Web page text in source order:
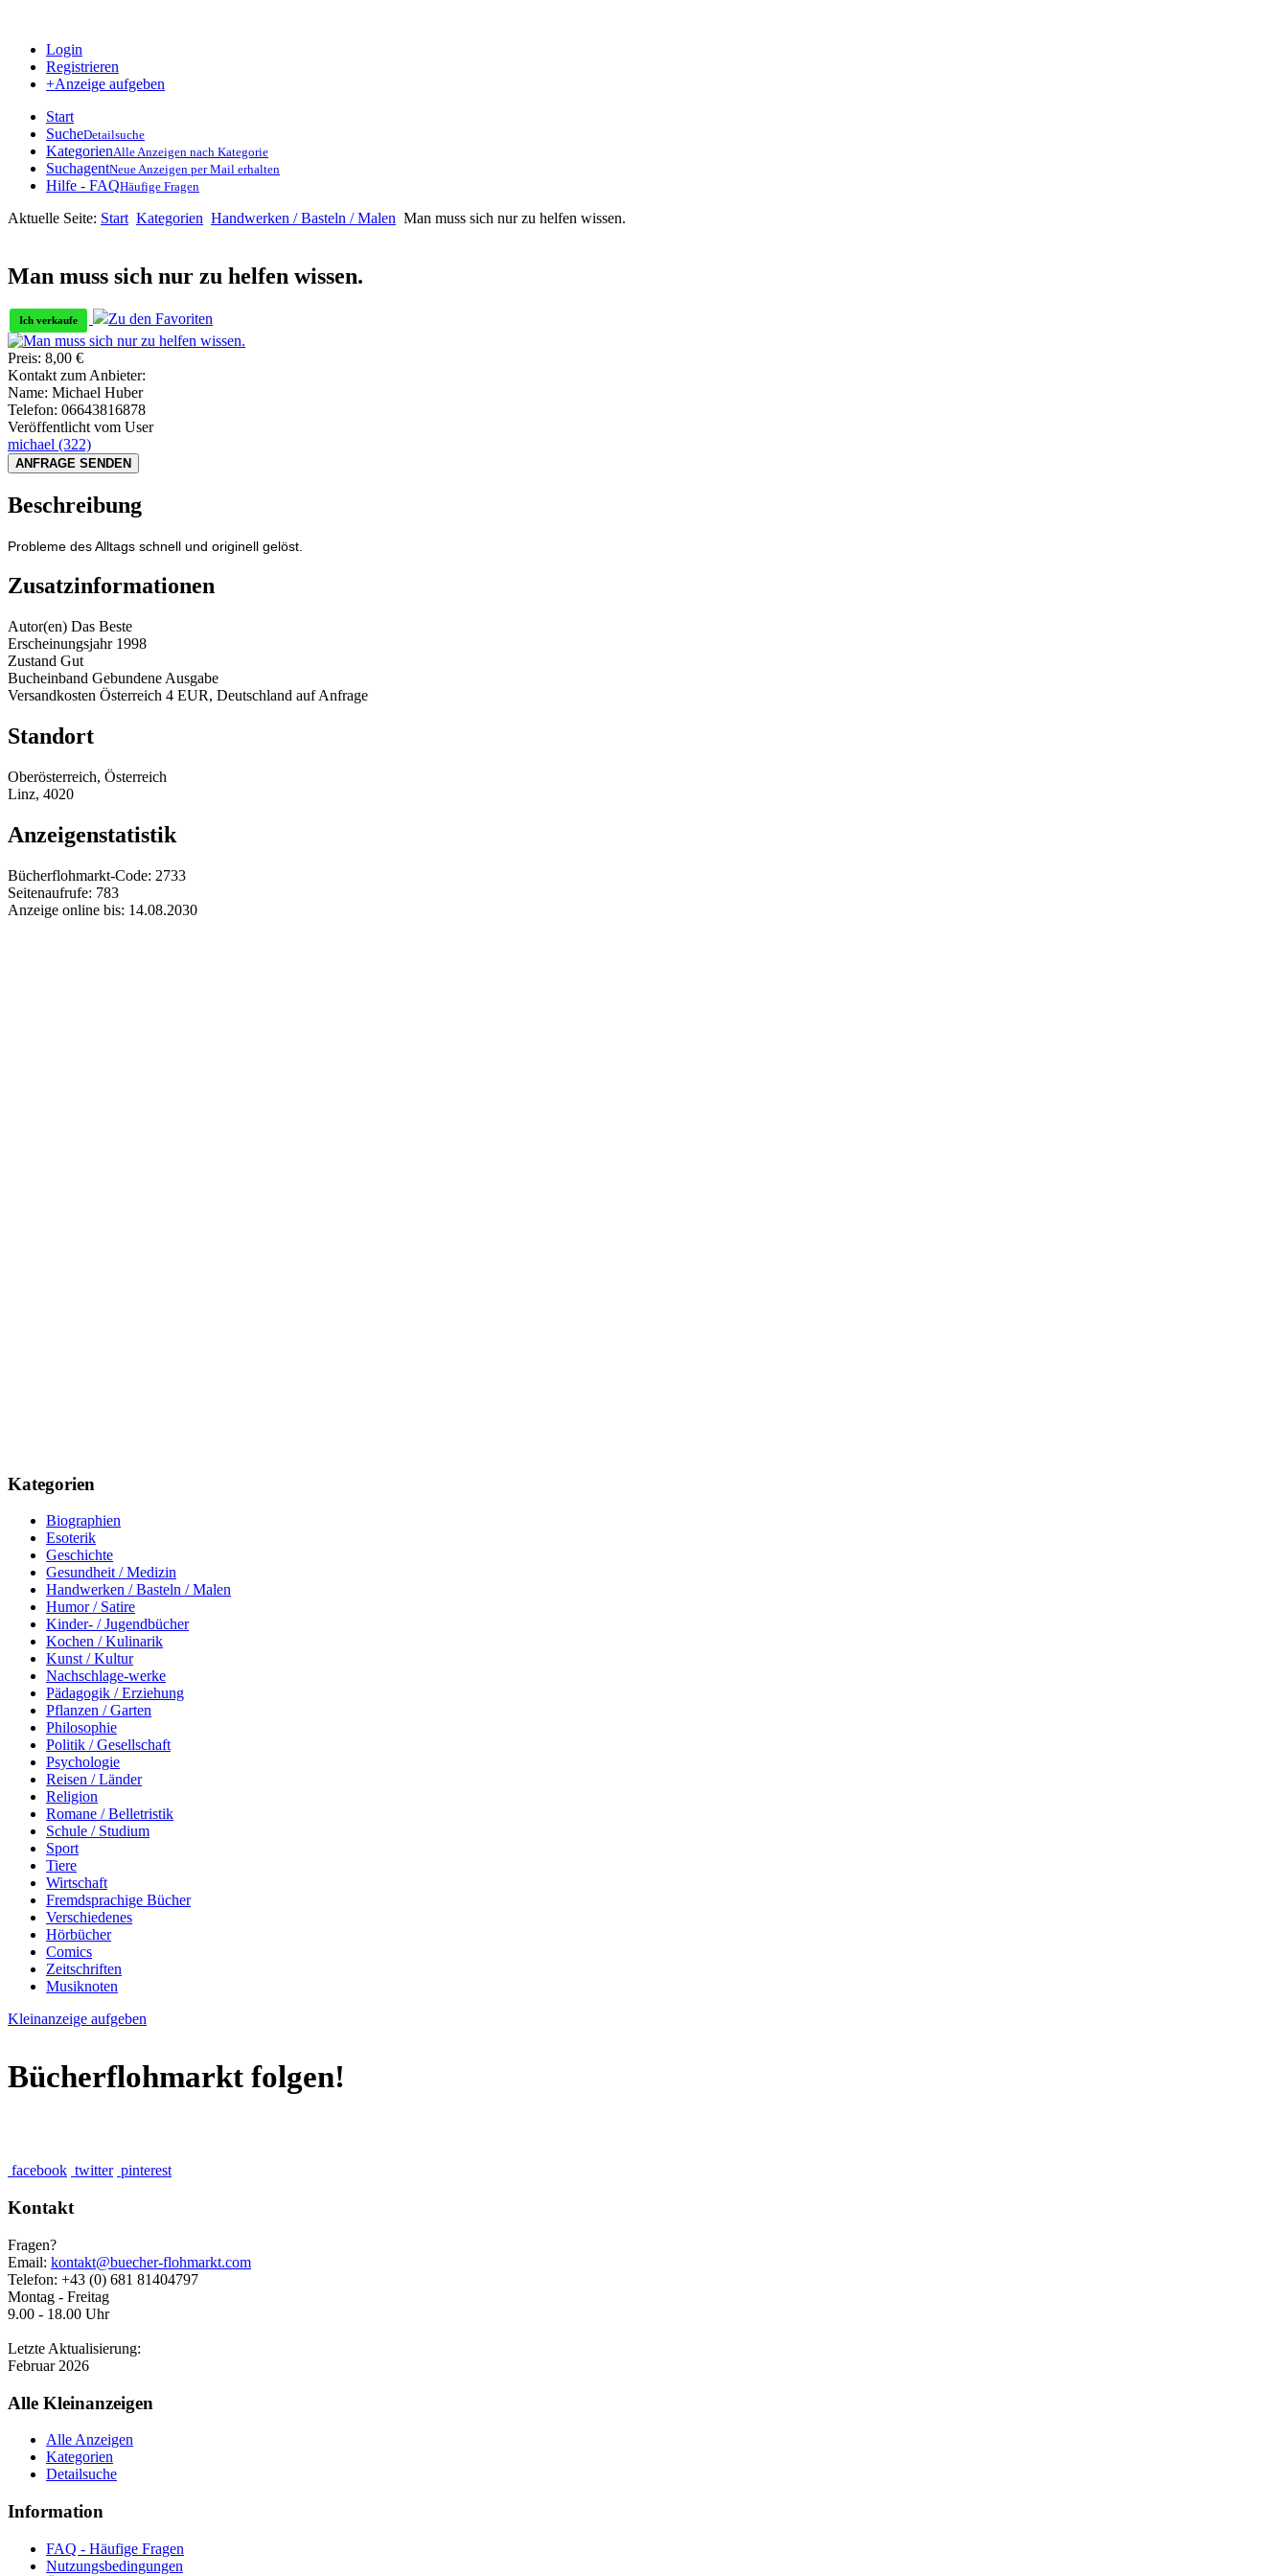
Login
Registrieren
+Anzeige aufgeben
Start
SucheDetailsuche
KategorienAlle Anzeigen nach Kategorie
SuchagentNeue Anzeigen per Mail erhalten
Hilfe - FAQHäufige Fragen
Aktuelle Seite: Start Kategorien Handwerken / Basteln / Malen Man muss sich nur zu helfen wissen.
Man muss sich nur zu helfen wissen.
Ich verkaufe Zu den Favoriten
Preis: 8,00 €
Kontakt zum Anbieter:
Name: Michael Huber
Telefon: 06643816878
Veröffentlicht vom User
michael (322)
ANFRAGE SENDEN
Beschreibung
Probleme des Alltags schnell und originell gelöst.
Zusatzinformationen
Autor(en) Das Beste
Erscheinungsjahr 1998
Zustand Gut
Bucheinband Gebundene Ausgabe
Versandkosten Österreich 4 EUR, Deutschland auf Anfrage
Standort
Oberösterreich, Österreich
Linz, 4020
Anzeigenstatistik
Bücherflohmarkt-Code: 2733
Seitenaufrufe: 783
Anzeige online bis: 14.08.2030
Kategorien
Biographien
Esoterik
Geschichte
Gesundheit / Medizin
Handwerken / Basteln / Malen
Humor / Satire
Kinder- / Jugendbücher
Kochen / Kulinarik
Kunst / Kultur
Nachschlage-werke
Pädagogik / Erziehung
Pflanzen / Garten
Philosophie
Politik / Gesellschaft
Psychologie
Reisen / Länder
Religion
Romane / Belletristik
Schule / Studium
Sport
Tiere
Wirtschaft
Fremdsprachige Bücher
Verschiedenes
Hörbücher
Comics
Zeitschriften
Musiknoten
Kleinanzeige aufgeben
Bücherflohmarkt folgen!
facebook twitter pinterest
Kontakt
Fragen?
Email: kontakt@buecher-flohmarkt.com
Telefon: +43 (0) 681 81404797
Montag - Freitag
9.00 - 18.00 Uhr
Letzte Aktualisierung:
Februar 2026
Alle Kleinanzeigen
Alle Anzeigen
Kategorien
Detailsuche
Information
FAQ - Häufige Fragen
Nutzungsbedingungen